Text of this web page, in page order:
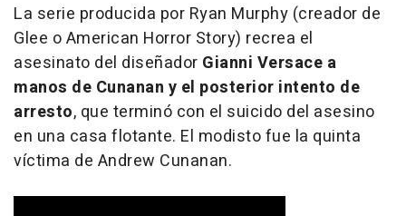
La serie producida por Ryan Murphy (creador de
Glee o American Horror Story) recrea el
asesinato del diseñador Gianni Versace a
manos de Cunanan y el posterior intento de
arresto, que terminó con el suicido del asesino
en una casa flotante. El modisto fue la quinta
víctima de Andrew Cunanan.